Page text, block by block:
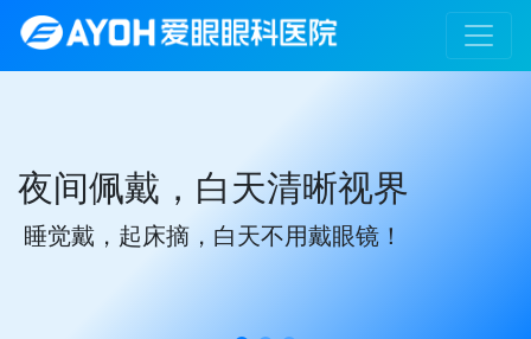
夜间佩戴，白天清晰视界
睡觉戴，起床摘，白天不用戴眼镜！